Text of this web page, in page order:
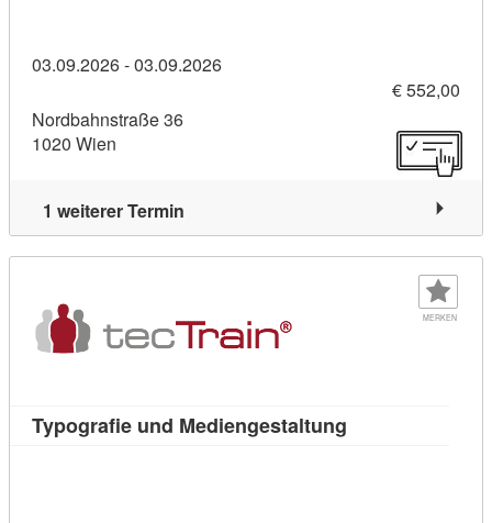
03.09.2026 - 03.09.2026
€ 552,00
Nordbahnstraße 36
1020 Wien
1 weiterer Termin
MERKEN
Typografie und Mediengestaltung